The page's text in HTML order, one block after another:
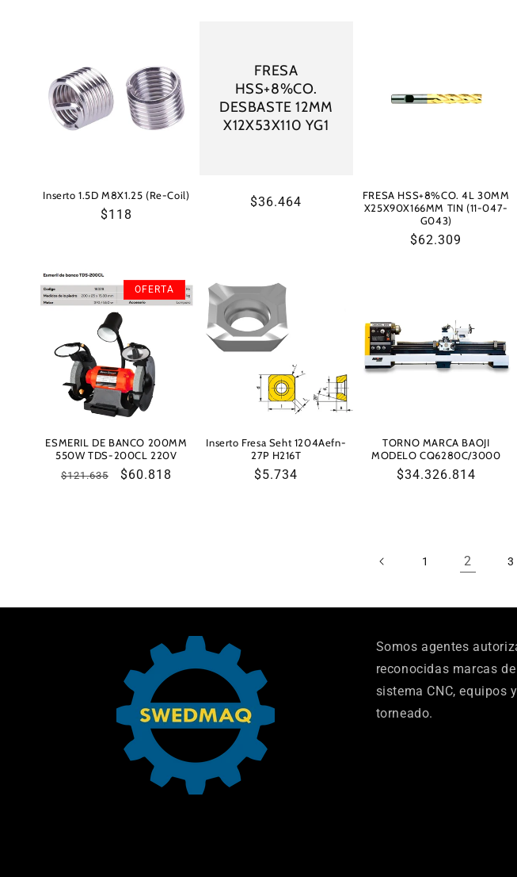
Inserto 1.5D M8X1.25 (Re-Coil)
Precio
$118
FRESA
HSS+8%CO.
DESBASTE 12MM
X12X53X110 YG1
Precio
$36.464
FRESA HSS+8%CO. 4L 30MM
X25X90X166MM TIN (11-047-
G043)
Precio
$62.309
OFERTA
ESMERIL DE BANCO 200MM
550W TDS-200CL 220V
Precio
$121.635
Precio
$60.818
Inserto Fresa Seht 1204Aefn-
27P H216T
Precio
$5.734
TORNO MARCA BAOJI
MODELO CQ6280C/3000
Precio
$34.326.814
1 2 3
Somos agentes
reconocidas marcas
sistema CNC, equipos
torneado.